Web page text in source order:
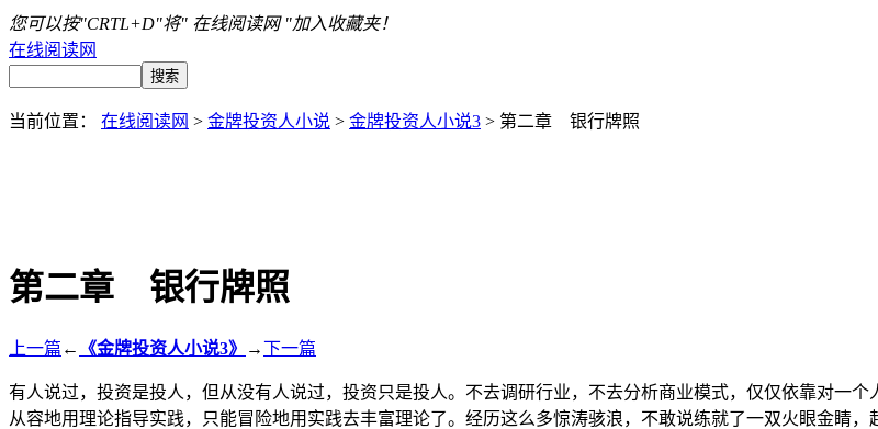
您可以按"CRTL+D"将" 在线阅读网 "加入收藏夹！
在线阅读网
当前位置： 在线阅读网 > 金牌投资人小说 > 金牌投资人小说3 > 第二章 银行牌照
第二章 银行牌照
上一篇 ← 《金牌投资人小说3》 →下一篇
有人说过，投资是投人，但从没有人说过，投资只是投人。不去调研行业，不去分析商业模式，仅仅依靠对一
从容地用理论指导实践，只能冒险地用实践去丰富理论了。经历这么多惊涛骇浪，不敢说练就了一双火眼金睛